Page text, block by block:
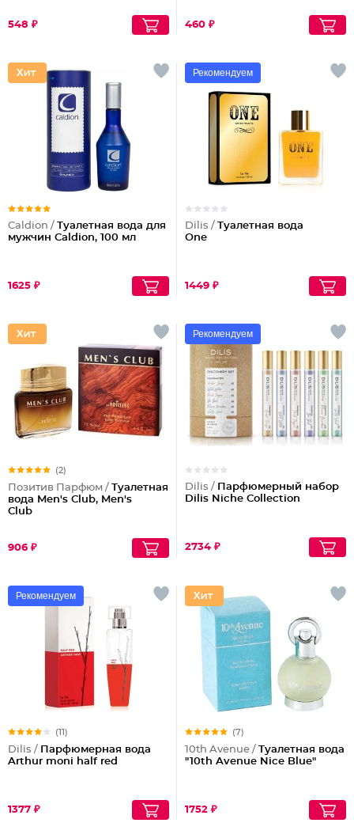
548 ₽ 460 ₽
Caldion / Туалетная вода для
мужчин Caldion, 100 мл
1625 ₽
Рекомендуем
Dilis / Туалетная вода
One
1449 ₽
(2)
Позитив Парфюм / Туалетная
вода Men's Club, Men's
Club
906 ₽
Рекомендуем
Dilis / Парфюмерный набор
Dilis Niche Collection
2734 ₽
Рекомендуем
(11)
Dilis / Парфюмерная вода
Arthur moni half red
1377 ₽
(7)
10th Avenue / Туалетная вода
"10th Avenue Nice Blue"
1752 ₽